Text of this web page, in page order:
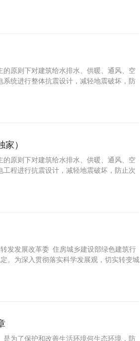
的不合格情况，及时报告工程所在地建设
原则下对建筑给水排水、供暖、通风、空
统进行整体抗震设计，减轻地震破坏，防
）
原则下对建筑给水排水、供暖、通风、空
程进行抗震设计，减轻地震破坏，防止次
济发展和基础设施建设需要而培养的应用
发发展改革委 住房城乡建设部绿色建筑行
。为深入贯彻落实科学发展观，切实转变城
型社会，提高生态文明水平，改善人民生
为了保护和改善生活环境何生态环境，防